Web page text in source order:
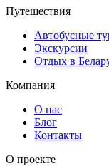
Путешествия
Автобусные
Экскурсии
Отдых в
Компания
О нас
Блог
Контакты
О проекте